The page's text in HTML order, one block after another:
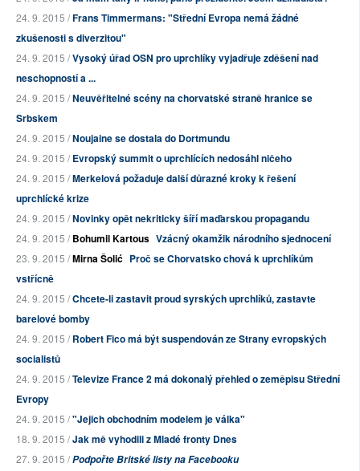
24. 9. 2015 /Frans Timmermans: "Střední Evropa nemá žádné
zkušenosti s diverzitou"
24. 9. 2015 /Vysoký úřad OSN pro uprchlíky vyjadřuje zděšení nad
neschopností a ...
24. 9. 2015 /Neuvěřitelné scény na chorvatské straně hranice se
Srbskem
24. 9. 2015 /Noujaine se dostala do Dortmundu
24. 9. 2015 /Evropský summit o uprchlících nedosáhl ničeho
24. 9. 2015 /Merkelová požaduje další důrazné kroky k řešení
uprchlícké krize
24. 9. 2015 /Novinky opět nekriticky šíří maďarskou propagandu
24. 9. 2015 /Bohumil Kartous Vzácný okamžik národního sjednocení
23. 9. 2015 /Mirna Šolić Proč se Chorvatsko chová k uprchlíkům
vstřícně
24. 9. 2015 /Chcete-li zastavit proud syrských uprchlíků, zastavte
barelové bomby
24. 9. 2015 /Robert Fico má být suspendován ze Strany evropských
socialistů
24. 9. 2015 /Televize France 2 má dokonalý přehled o zeměpisu Střední
Evropy
24. 9. 2015 /"Jejich obchodním modelem je válka"
18. 9. 2015 /Jak mě vyhodili z Mladé fronty Dnes
27. 9. 2015 /Podpořte Britské listy na Facebooku